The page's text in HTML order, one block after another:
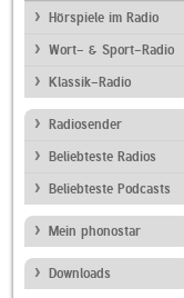
Hörspiele im Radio
Wort- & Sport-Radio
Klassik-Radio
Radiosender
Beliebteste Radios
Beliebteste Podcasts
Mein phonostar
Downloads